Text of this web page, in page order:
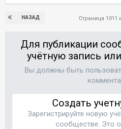
НАЗАД Страница 1011
Для публикации
учётную запись
Вы должны быть
Создать
Зарегистрируйте новую
сообществе. Это